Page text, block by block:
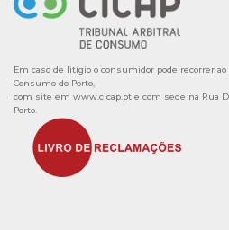
Em caso de litígio o consumidor pode recorrer ao
Consumo do Porto,
com site em www.cicap.pt e com sede na Rua
Porto.